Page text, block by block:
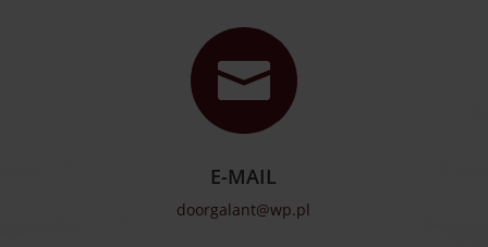

E-MAIL
doorgalant@wp.pl